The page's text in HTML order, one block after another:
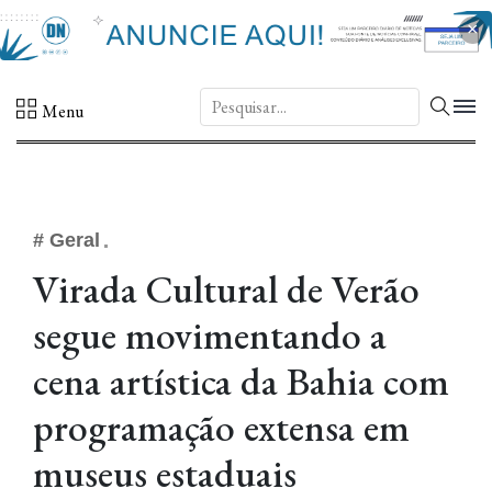
×
Menu DN.
# Geral
Virada Cultural de Verão
segue movimentando a
cena artística da Bahia com
programação extensa em
museus estaduais